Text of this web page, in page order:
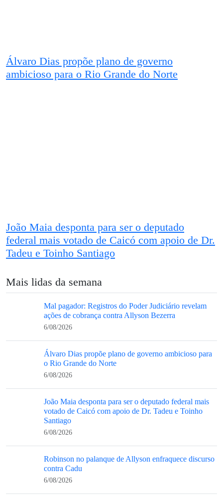
Álvaro Dias propõe plano de governo
ambicioso para o Rio Grande do Norte
João Maia desponta para ser o deputado
federal mais votado de Caicó com apoio de Dr.
Tadeu e Toinho Santiago
Mais lidas da semana
Mal pagador: Registros do Poder Judiciário revelam
ações de cobrança contra Allyson Bezerra
6/08/2026
Álvaro Dias propõe plano de governo ambicioso para
o Rio Grande do Norte
6/08/2026
João Maia desponta para ser o deputado federal mais
votado de Caicó com apoio de Dr. Tadeu e Toinho
Santiago
6/08/2026
Robinson no palanque de Allyson enfraquece discurso
contra Cadu
6/08/2026